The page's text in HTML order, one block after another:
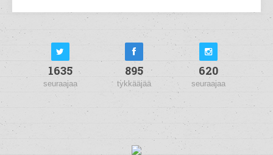
1635
seuraajaa
895
tykkääjää
620
seuraajaa